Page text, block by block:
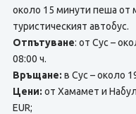
около 15 минути пеша от
туристическият автобус.
Отпътуване: от Сус –
08:00 ч.
Връщане: в Сус – около
Цени: от Хамамет и Набул
EUR;